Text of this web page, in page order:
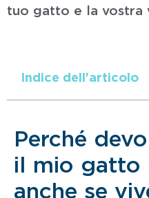
tuo gatto e la vostra
Indice dell'articolo
Perché
il mio gatto
anche se